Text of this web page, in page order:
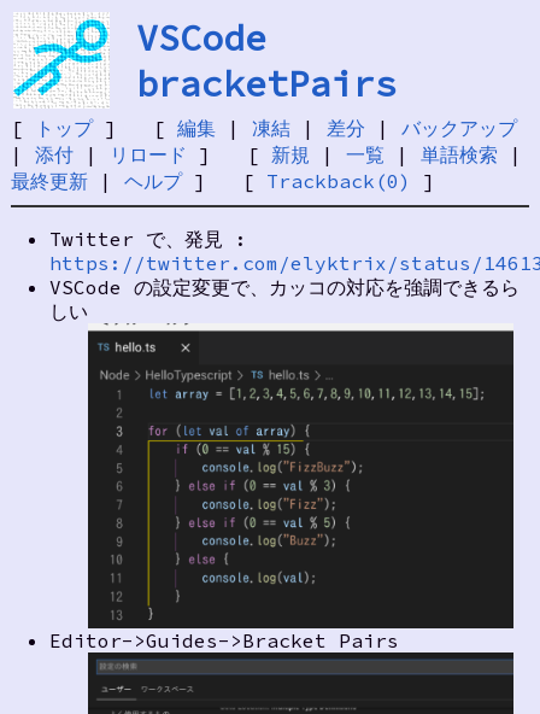
VSCode
bracketPairs
[ トップ] [ 編集| 凍結| 差分 | バックアップ
| 添付| リロード ] [ 新規 | 一覧 | 単語検索 |
最終更新| ヘルプ] [ Trackback(0) ]
Twitter で、発見 :
https://twitter.com/elyktrix/status/
VSCode の設定変更で、カッコの対応を強調できるら
しい
Editor->Guides->Bracket Pairs